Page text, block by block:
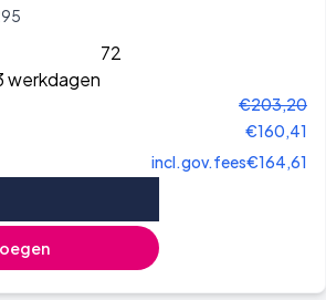
72
werkdagen
€203,20
€160,41
incl.gov.fees€164,61